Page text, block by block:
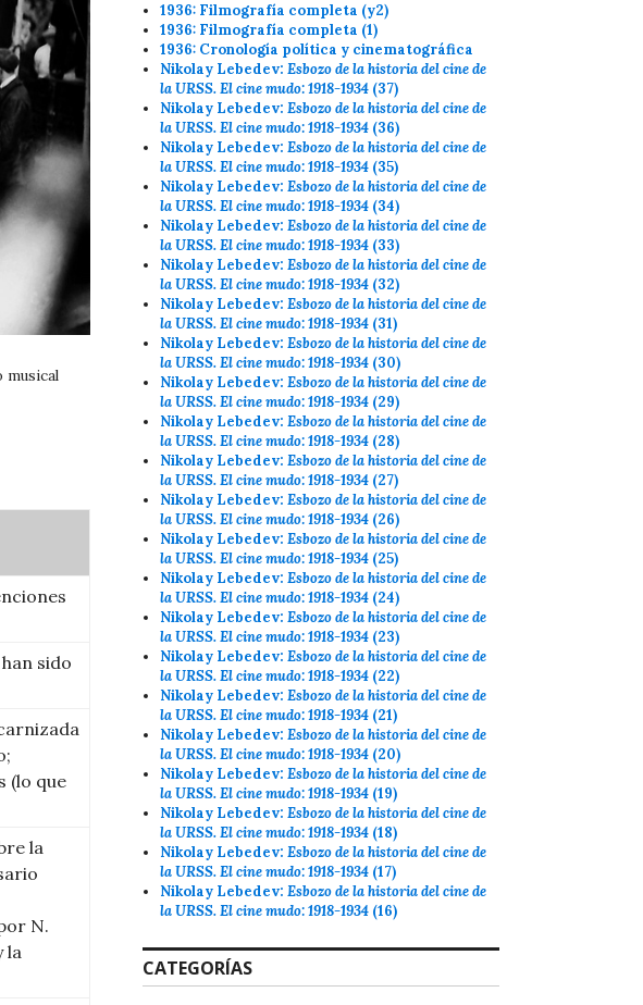
musical
han sido
(lo que
la
N.
la
1936: Filmografía completa (y2)
1936: Filmografía completa (1)
1936: Cronología política y cinematográfica
Nikolay Lebedev:Esbozo de la historia del cine de
la URSS. El cine mudo: 1918-1934 (37)
Nikolay Lebedev:Esbozo de la historia del cine de
la URSS. El cine mudo: 1918-1934 (36)
Nikolay Lebedev:Esbozo de la historia del cine de
la URSS. El cine mudo: 1918-1934 (35)
Nikolay Lebedev:Esbozo de la historia del cine de
la URSS. El cine mudo: 1918-1934 (34)
Nikolay Lebedev:Esbozo de la historia del cine de
la URSS. El cine mudo: 1918-1934 (33)
Nikolay Lebedev:Esbozo de la historia del cine de
la URSS. El cine mudo: 1918-1934 (32)
Nikolay Lebedev:Esbozo de la historia del cine de
la URSS. El cine mudo: 1918-1934 (31)
Nikolay Lebedev:Esbozo de la historia del cine de
la URSS. El cine mudo: 1918-1934 (30)
Nikolay Lebedev:Esbozo de la historia del cine de
la URSS. El cine mudo: 1918-1934 (29)
Nikolay Lebedev:Esbozo de la historia del cine de
la URSS. El cine mudo: 1918-1934 (28)
Nikolay Lebedev:Esbozo de la historia del cine de
la URSS. El cine mudo: 1918-1934 (27)
Nikolay Lebedev:Esbozo de la historia del cine de
la URSS. El cine mudo: 1918-1934 (26)
Nikolay Lebedev:Esbozo de la historia del cine de
la URSS. El cine mudo: 1918-1934 (25)
Nikolay Lebedev:Esbozo de la historia del cine de
la URSS. El cine mudo: 1918-1934 (24)
Nikolay Lebedev:Esbozo de la historia del cine de
la URSS. El cine mudo: 1918-1934 (23)
Nikolay Lebedev:Esbozo de la historia del cine de
la URSS. El cine mudo: 1918-1934 (22)
Nikolay Lebedev:Esbozo de la historia del cine de
la URSS. El cine mudo: 1918-1934 (21)
Nikolay Lebedev:Esbozo de la historia del cine de
la URSS. El cine mudo: 1918-1934 (20)
Nikolay Lebedev:Esbozo de la historia del cine de
la URSS. El cine mudo: 1918-1934 (19)
Nikolay Lebedev:Esbozo de la historia del cine de
la URSS. El cine mudo: 1918-1934 (18)
Nikolay Lebedev:Esbozo de la historia del cine de
la URSS. El cine mudo: 1918-1934 (17)
Nikolay Lebedev:Esbozo de la historia del cine de
la URSS. El cine mudo: 1918-1934 (16)
CATEGORÍAS